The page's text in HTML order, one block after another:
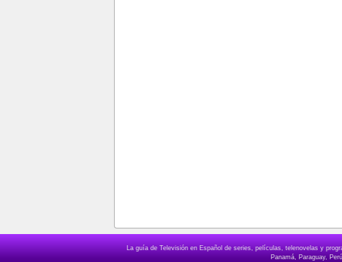
La guía de Televisión en Español de series, películas, telenovelas y
Panamá, Paraguay,